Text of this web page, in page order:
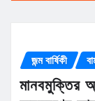
জন্ম বার্ষিকী
মানবমুক্তির